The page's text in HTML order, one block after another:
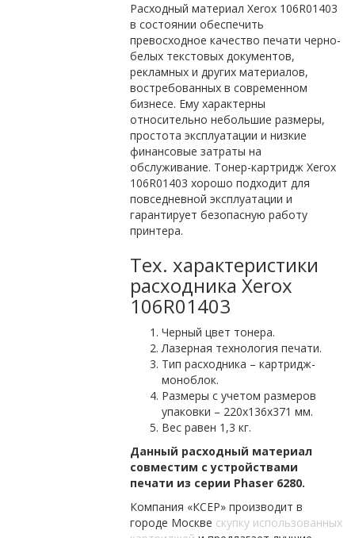
Расходный материал Xerox 106R01403
в состоянии обеспечить
превосходное качество печати черно-
белых текстовых документов,
рекламных и других материалов,
востребованных в современном
бизнесе. Ему характерны
относительно небольшие размеры,
простота эксплуатации и низкие
финансовые затраты на
обслуживание. Тонер-картридж Xerox
106R01403 хорошо подходит для
повседневной эксплуатации и
гарантирует безопасную работу
принтера.
Тех. характеристики
расходника Xerox
106R01403
Черный цвет тонера.
Лазерная технология печати.
Тип расходника – картридж-
моноблок.
Размеры с учетом размеров
упаковки – 220х136х371 мм.
Вес равен 1,3 кг.
Данный расходный материал
совместим с устройствами
печати из серии Phaser 6280.
Компания «КСЕР» производит в
городе Москве скупку использованных